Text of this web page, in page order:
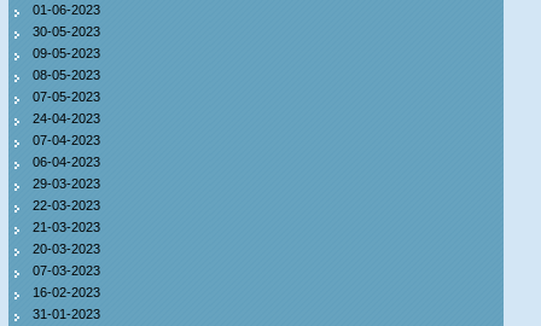
01-06-2023
30-05-2023
09-05-2023
08-05-2023
07-05-2023
24-04-2023
07-04-2023
06-04-2023
29-03-2023
22-03-2023
21-03-2023
20-03-2023
07-03-2023
16-02-2023
31-01-2023